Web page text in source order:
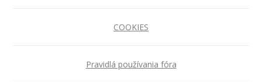
COOKIES
Pravidlá používania fóra